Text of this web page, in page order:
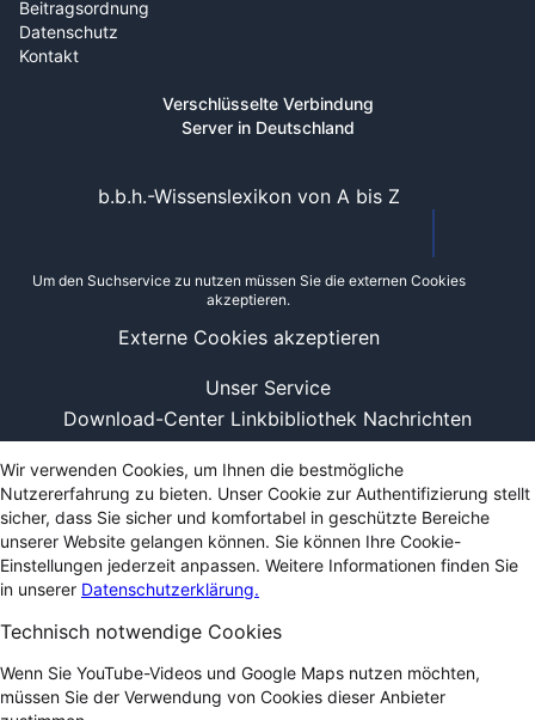
Beitragsordnung
Datenschutz
Kontakt
Verschlüsselte Verbindung
Server in Deutschland
Unser Service
Download-Center Linkbibliothek Nachrichten
b.b.h.-Wissenslexikon von A bis Z
Um den Suchservice zu nutzen müssen Sie die externen Cookies
akzeptieren.
Externe Cookies akzeptieren
Wir verwenden Cookies, um Ihnen die bestmögliche
Nutzererfahrung zu bieten. Unser Cookie zur Authentifizierung stellt
sicher, dass Sie sicher und komfortabel in geschützte Bereiche
unserer Website gelangen können. Sie können Ihre Cookie-
Einstellungen jederzeit anpassen. Weitere Informationen finden Sie
in unserer Datenschutzerklärung.
Technisch notwendige Cookies
Wenn Sie YouTube-Videos und Google Maps nutzen möchten,
müssen Sie der Verwendung von Cookies dieser Anbieter